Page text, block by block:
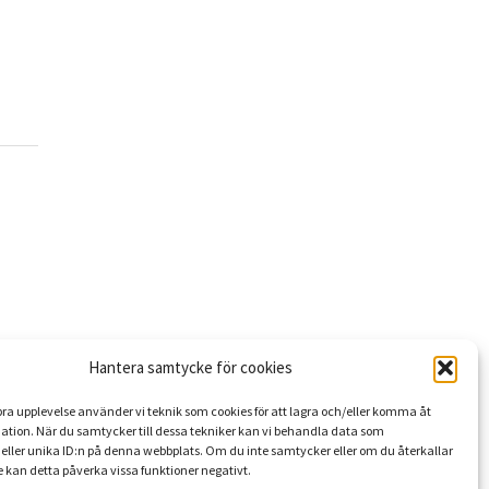
Hantera samtycke för cookies
upplevelse använder vi teknik som cookies för att lagra och/eller komma åt
När du samtycker till dessa tekniker kan vi behandla data som
unika ID:n på denna webbplats. Om du inte samtycker eller om du återkallar
detta påverka vissa funktioner negativt.